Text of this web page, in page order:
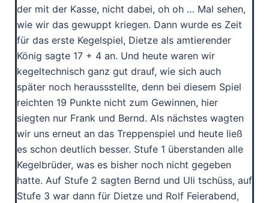
der mit der Kasse, nicht dabei, oh oh … Mal sehen,
wie wir das gewuppt kriegen. Dann wurde es Zeit
für das erste Kegelspiel, Dietze als amtierender
König sagte 17 + 4 an. Und heute waren wir
kegeltechnisch ganz gut drauf, wie sich auch
später noch heraussstellte, denn bei diesem Spiel
reichten 19 Punkte nicht zum Gewinnen, hier
siegten nur Frank und Bernd. Als nächstes wagten
wir uns erneut an das Treppenspiel und heute ließ
es schon deutlich besser. Stufe 1 überstanden alle
Kegelbrüder, was es bisher noch nicht gegeben
hatte. Auf Stufe 2 sagten Bernd und Uli tschüss, auf
Stufe 3 war dann für Dietze und Rolf Feierabend,